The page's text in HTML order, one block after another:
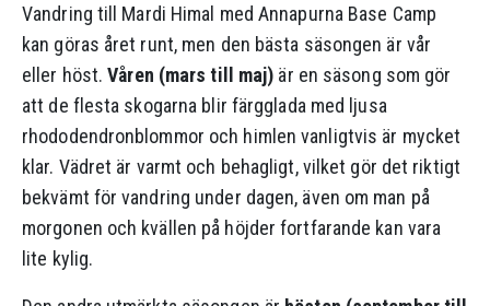
Vandring till Mardi Himal med Annapurna Base Camp
kan göras året runt, men den bästa säsongen är vår
eller höst.Våren (mars till maj) är en säsong som gör
att de flesta skogarna blir färgglada med ljusa
rhododendronblommor och himlen vanligtvis är mycket
klar. Vädret är varmt och behagligt, vilket gör det riktigt
bekvämt för vandring under dagen, även om man på
morgonen och kvällen på höjder fortfarande kan vara
lite kylig.